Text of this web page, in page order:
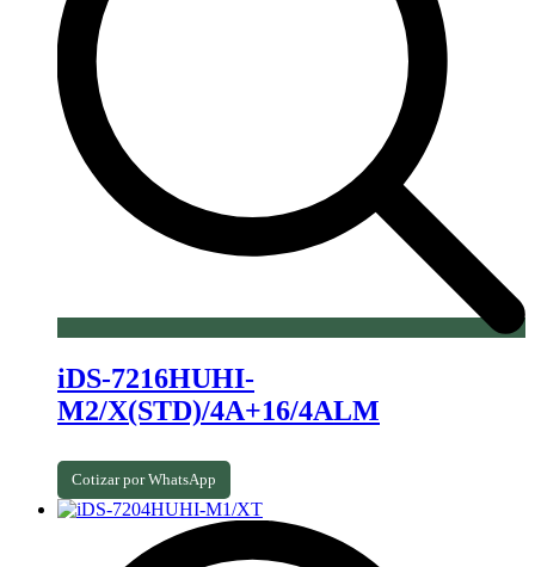
iDS-7216HUHI-
M2/X(STD)/4A+16/4ALM
Cotizar por WhatsApp